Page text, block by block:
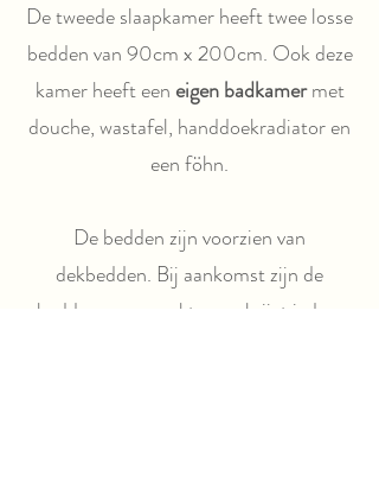
De tweede slaapkamer heeft twee losse
bedden van 90cm x 200cm. Ook deze
kamer heeft een eigen badkamermet
douche, wastafel, handdoekradiator en
een föhn.
De bedden zijn voorzien van
dekbedden. Bij aankomst zijn de
bedden opgemaakt, en u krijgt iedere